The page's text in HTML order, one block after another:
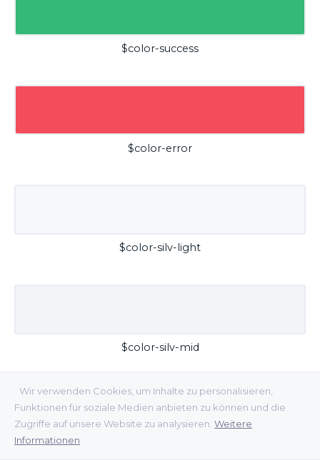
Wir verwenden Cookies, um Inhalte zu personalisieren,
Funktionen für soziale Medien anbieten zu können und die
Zugriffe auf unsere Website zu analysieren. Weitere
Informationen
$color-success
$color-error
$color-silv-light
$color-silv-mid